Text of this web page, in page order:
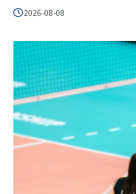
2026-08-08